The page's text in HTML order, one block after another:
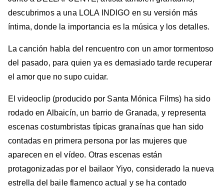
descubrimos a una LOLA INDIGO en su versión más
íntima, donde la importancia es la música y los detalles.
La canción habla del rencuentro con un amor tormentoso
del pasado, para quien ya es demasiado tarde recuperar
el amor que no supo cuidar.
El videoclip (producido por Santa Mónica Films) ha sido
rodado en Albaicín, un barrio de Granada, y representa
escenas costumbristas típicas granaínas que han sido
contadas en primera persona por las mujeres que
aparecen en el vídeo. Otras escenas están
protagonizadas por el bailaor Yiyo, considerado la nueva
estrella del baile flamenco actual y se ha contado